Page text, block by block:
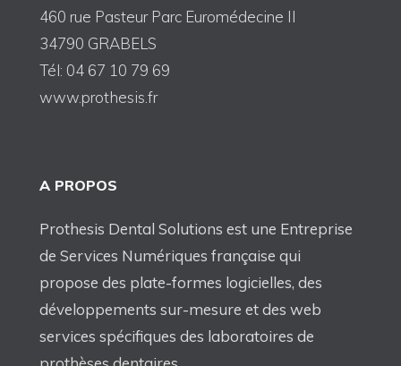
460 rue Pasteur Parc Euromédecine II
34790 GRABELS
Tél: 04 67 10 79 69
www.prothesis.fr
A PROPOS
Prothesis Dental Solutions est une Entreprise
de Services Numériques française qui
propose des plate-formes logicielles, des
développements sur-mesure et des web
services spécifiques des laboratoires de